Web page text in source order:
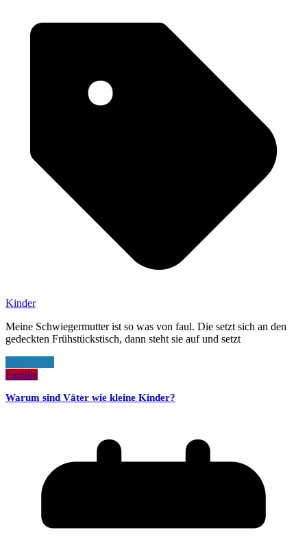
Kinder
Meine Schwiegermutter ist so was von faul. Die setzt sich an den
gedeckten Frühstückstisch, dann steht sie auf und setzt
Familie
Warum sind Väter wie kleine Kinder?